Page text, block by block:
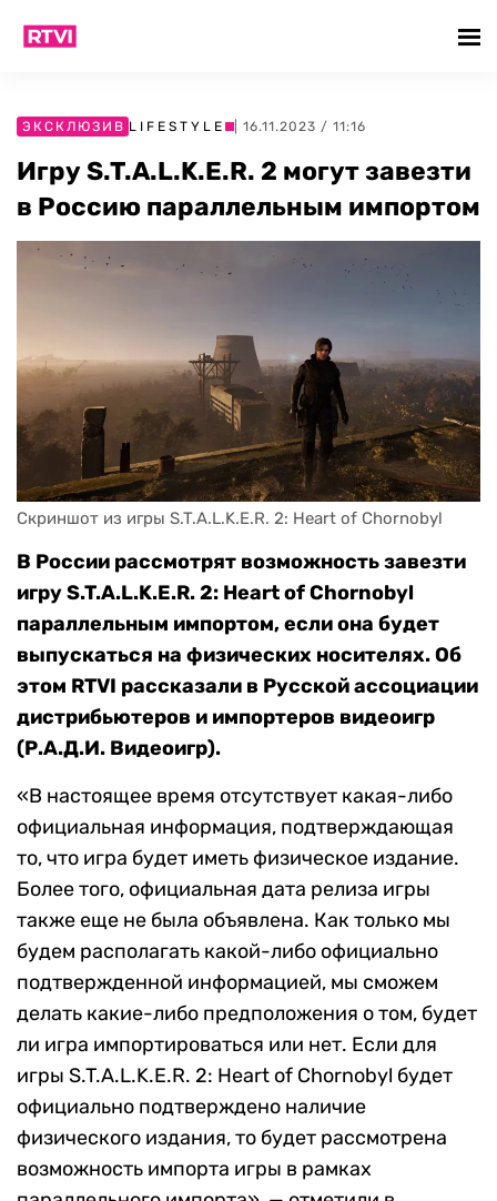
ЭКСКЛЮЗИВ LIFESTYLE | 16.11.2023 / 11:16
Игру S.T.A.L.K.E.R. 2 могут завезти
в Россию параллельным импортом
Скриншот из игры S.T.A.L.K.E.R. 2: Heart of Chornobyl
В России рассмотрят возможность завезти
игру S.T.A.L.K.E.R. 2: Heart of Chornobyl
параллельным импортом, если она будет
выпускаться на физических носителях. Об
этом RTVI рассказали в Русской ассоциации
дистрибьютеров и импортеров видеоигр
(Р.А.Д.И. Видеоигр).
«В настоящее время отсутствует какая-либо
официальная информация, подтверждающая
то, что игра будет иметь физическое издание.
Более того, официальная дата релиза игры
также еще не была объявлена. Как только мы
будем располагать какой-либо официально
подтвержденной информацией, мы сможем
делать какие-либо предположения о том, будет
ли игра импортироваться или нет. Если для
игры S.T.A.L.K.E.R. 2: Heart of Chornobyl будет
официально подтверждено наличие
физического издания, то будет рассмотрена
возможность импорта игры в рамках